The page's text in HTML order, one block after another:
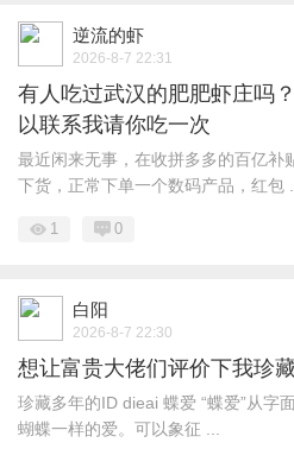
逆流的虾
2026-8-7 22:31
有人吃过武汉的肥肥虾庄吗
以联系我请你吃一次
最近闲来无事，在收拼多多的百亿补
下货，正常下单一个数码产品，红包 ...
1 0
白阳
2026-8-7 22:30
想让富贵大佬们评价下我珍
珍藏多年的ID dieai 蝶爱 “蝶爱”从字
蝴蝶一样的爱。可以象征 ...